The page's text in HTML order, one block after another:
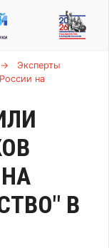
→
Эксперты
на
В